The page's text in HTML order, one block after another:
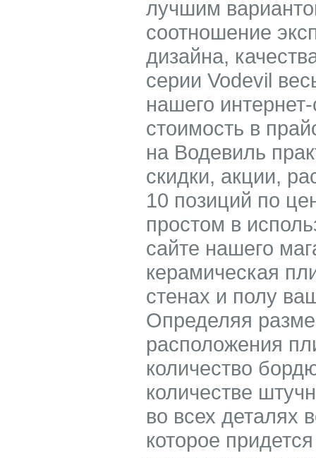
лучшим
соотношение
дизайна,
серии Vodevil
нашего
стоимость в
на Водевиль
скидки, акции,
10 позиций по
простом в
сайте нашего
керамическая
стенах и полу
Определяя
расположения
количество
количестве
во всех деталях
которое